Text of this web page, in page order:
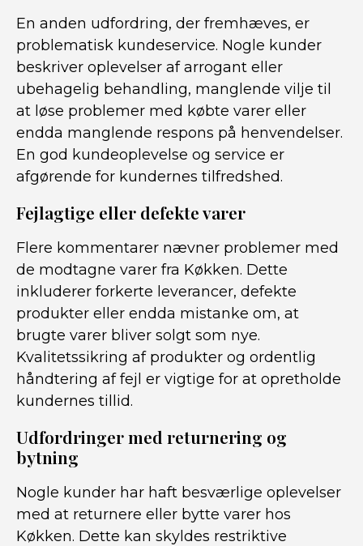
En anden udfordring, der fremhæves, er
problematisk kundeservice. Nogle kunder
beskriver oplevelser af arrogant eller
ubehagelig behandling, manglende vilje til
at løse problemer med købte varer eller
endda manglende respons på henvendelser.
En god kundeoplevelse og service er
afgørende for kundernes tilfredshed.
Fejlagtige eller defekte varer
Flere kommentarer nævner problemer med
de modtagne varer fra Køkken. Dette
inkluderer forkerte leverancer, defekte
produkter eller endda mistanke om, at
brugte varer bliver solgt som nye.
Kvalitetssikring af produkter og ordentlig
håndtering af fejl er vigtige for at opretholde
kundernes tillid.
Udfordringer med returnering og
bytning
Nogle kunder har haft besværlige oplevelser
med at returnere eller bytte varer hos
Køkken. Dette kan skyldes restriktive